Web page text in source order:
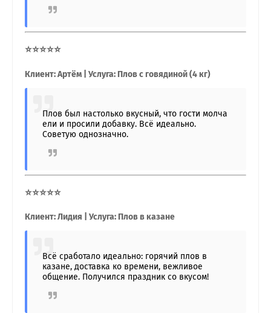
⭐⭐⭐⭐⭐
Клиент: Артём | Услуга: Плов с говядиной (4 кг)
Плов был настолько вкусный, что гости молча
ели и просили добавку. Всё идеально.
Советую однозначно.
⭐⭐⭐⭐⭐
Клиент: Лидия | Услуга: Плов в казане
Всё сработало идеально: горячий плов в
казане, доставка ко времени, вежливое
общение. Получился праздник со вкусом!